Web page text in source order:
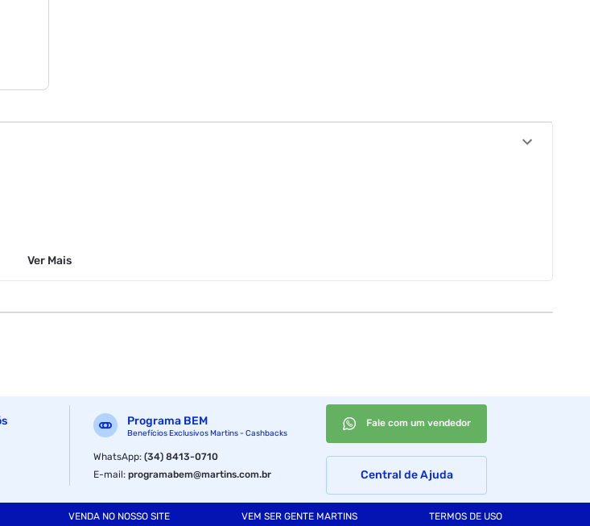
Ver Mais
Programa BEM
Benefícios Exclusivos Martins - Cashbacks
WhatsApp:(34) 8413-0710
E-mail:programabem@martins.com.br
Fale com um vendedor
Central de Ajuda
VENDA NO NOSSO SITE VEM SER GENTE MARTINS TERMOS DE USO